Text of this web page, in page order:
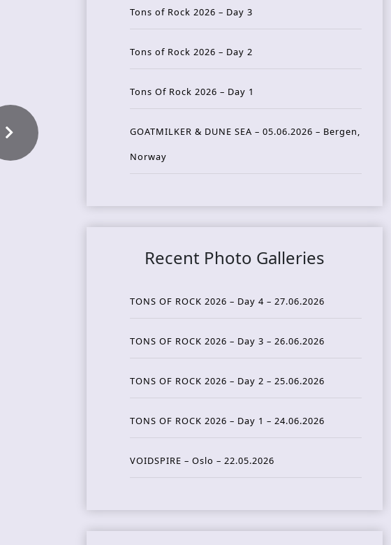
Tons of Rock 2026 – Day 3
Tons of Rock 2026 – Day 2
Tons Of Rock 2026 – Day 1
GOATMILKER & DUNE SEA – 05.06.2026 – Bergen,
Norway
Recent Photo Galleries
TONS OF ROCK 2026 – Day 4 – 27.06.2026
TONS OF ROCK 2026 – Day 3 – 26.06.2026
TONS OF ROCK 2026 – Day 2 – 25.06.2026
TONS OF ROCK 2026 – Day 1 – 24.06.2026
VOIDSPIRE – Oslo – 22.05.2026